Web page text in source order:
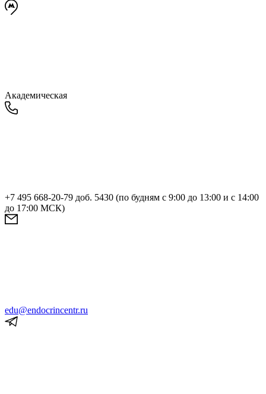
Академическая
+7 495 668-20-79 доб. 5430 (по будням с 9:00 до 13:00 и с 14:00
до 17:00 МСК)
edu@endocrincentr.ru